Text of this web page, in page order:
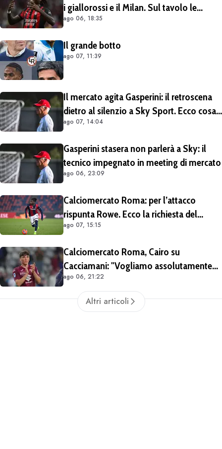
i giallorossi e il Milan. Sul tavolo le
situazioni di Leao e Soulé
ago 06, 18:35
Il grande botto
ago 07, 11:39
Il mercato agita Gasperini: il retroscena
dietro al silenzio a Sky Sport. Ecco cosa
è emerso dal meeting con la proprietà
ago 07, 14:04
Gasperini stasera non parlerà a Sky: il
tecnico impegnato in meeting di mercato
ago 06, 23:09
Calciomercato Roma: per l’attacco
rispunta Rowe. Ecco la richiesta del
Bologna
ago 07, 15:15
Calciomercato Roma, Cairo su
Cacciamani: "Vogliamo assolutamente
tenerlo". Distanza tra i club sulla
valutazione del giocatore
ago 06, 21:22
Altri articoli